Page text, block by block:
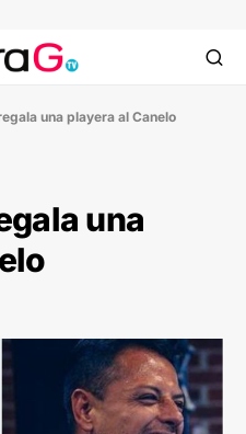
una playera al Canelo
una